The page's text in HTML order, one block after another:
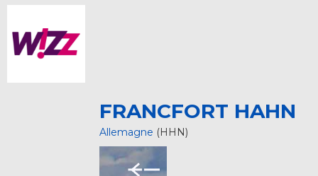
FRANCFORT HAHN
Allemagne (HHN)